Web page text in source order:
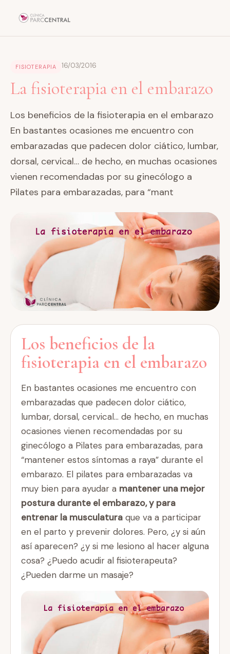
FISIOTERAPIA 16/03/2016
La fisioterapia en el embarazo
Los beneficios de la fisioterapia en el embarazo
En bastantes ocasiones me encuentro con
embarazadas que padecen dolor ciático, lumbar,
dorsal, cervical… de hecho, en muchas ocasiones
vienen recomendadas por su ginecólogo a
Pilates para embarazadas, para “mant
Los beneficios de la
fisioterapia en el embarazo
En bastantes ocasiones me encuentro con
embarazadas que padecen dolor ciático,
lumbar, dorsal, cervical… de hecho, en muchas
ocasiones vienen recomendadas por su
ginecólogo a Pilates para embarazadas, para
“mantener estos síntomas a raya” durante el
embarazo. El pilates para embarazadas va
muy bien para ayudar a mantener una mejor
postura durante el embarazo, y para
entrenar la musculatura que va a participar
en el parto y prevenir dolores. Pero, ¿y si aún
así aparecen? ¿y si me lesiono al hacer alguna
cosa? ¿Puedo acudir al fisioterapeuta?
¿Pueden darme un masaje?